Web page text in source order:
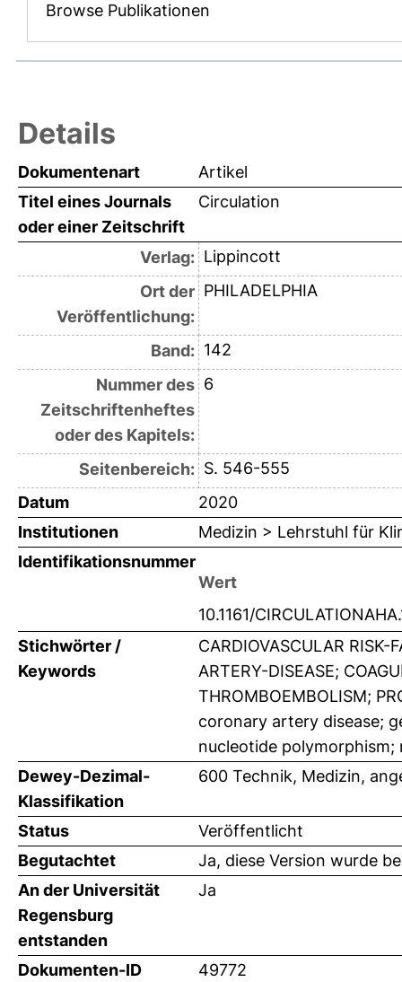
Browse Publikationen
Details
Dokumentenart
Artikel
Titel eines Journals
oder einer Zeitschrift
Circulation
Verlag: Lippincott
Ort der
Veröffentlichung:
PHILADELPHIA
Band: 142
Nummer des
Zeitschriftenheftes
oder des Kapitels:
6
Seitenbereich: S. 546-555
Datum
2020
Institutionen
Medizin > Lehrstuhl für
Identifikationsnummer
Wert
10.1161/
Stichwörter /
Keywords
CARDIOVASCULAR RISK-
ARTERY-DISEASE;
THROMBOEMBOLISM;
coronary artery disease;
nucleotide
Dewey-Dezimal-
Klassifikation
600 Technik, Medizin,
Status
Veröffentlicht
Begutachtet
Ja, diese Version wurde
An der Universität
Regensburg
entstanden
Ja
Dokumenten-ID 49772